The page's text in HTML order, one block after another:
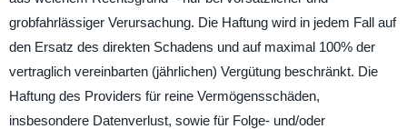
grobfahrlässiger Verursachung. Die Haftung wird in jedem Fall auf
den Ersatz des direkten Schadens und auf maximal 100% der
vertraglich vereinbarten (jährlichen) Vergütung beschränkt. Die
Haftung des Providers für reine Vermögensschäden,
insbesondere Datenverlust, sowie für Folge- und/oder